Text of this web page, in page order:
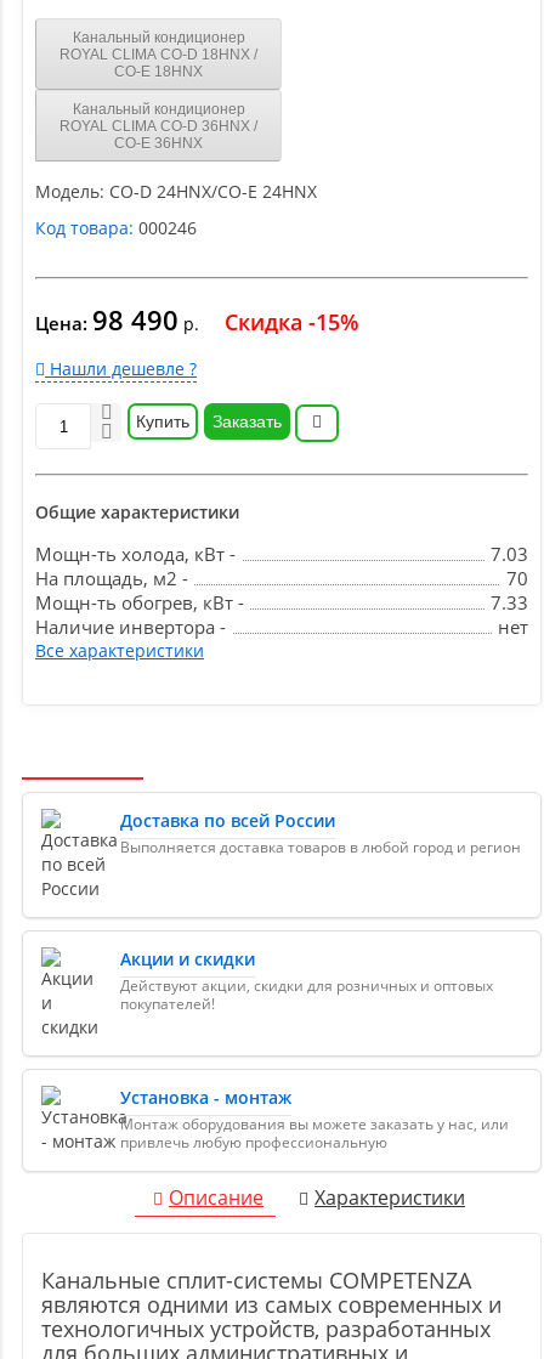
Канальный кондиционер
ROYAL CLIMA CO-D 18HNX /
CO-E 18HNX
Канальный кондиционер
ROYAL CLIMA CO-D 36HNX /
CO-E 36HNX
Модель: CO-D 24HNX/CO-E 24HNX
Код товара: 000246
Цена: 98 490 р. Скидка -15%
Нашли дешевле ?
Купить Заказать
Общие характеристики
Мощн-ть холода, кВт -
7.03
На площадь, м2 -
70
Мощн-ть обогрев, кВт -
7.33
Наличие инвертора -
нет
Все характеристики
Доставка по всей России
Выполняется доставка товаров в любой город и регион
Акции и скидки
Действуют акции, скидки для розничных и оптовых
покупателей!
Установка - монтаж
Монтаж оборудования вы можете заказать у нас, или
привлечь любую профессиональную
Описание Характеристики
Канальные сплит-системы COMPETENZA
являются одними из самых современных и
технологичных устройств, разработанных
для больших административных и